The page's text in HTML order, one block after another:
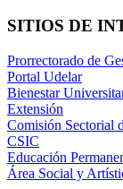
SITIOS DE
Prorrectorado de
Portal Udelar
Bienestar
Extensión
Comisión Sectorial
CSIC
Educación
Área Social y